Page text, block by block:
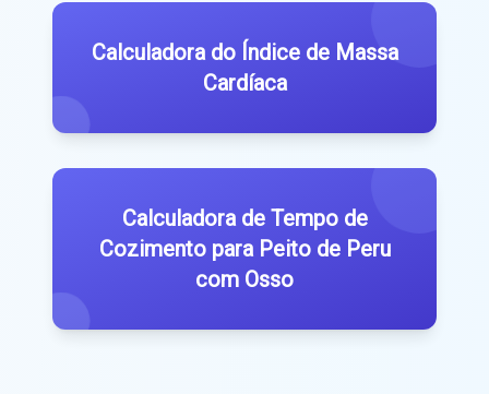
Calculadora do Índice de Massa
Cardíaca
Calculadora de Tempo de
Cozimento para Peito de Peru
com Osso